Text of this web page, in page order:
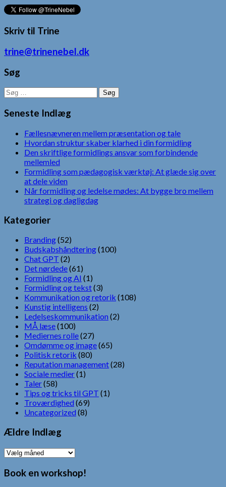
Skriv til Trine
trine@trinenebel.dk
Søg
Søg
efter:
Seneste Indlæg
Fællesnævneren mellem præsentation og tale
Hvordan struktur skaber klarhed i din formidling
Den skriftlige formidlings ansvar som forbindende
mellemled
Formidling som pædagogisk værktøj: At glæde sig over
at dele viden
Når formidling og ledelse mødes: At bygge bro mellem
strategi og dagligdag
Kategorier
Branding(52)
Budskabshåndtering(100)
Chat GPT (2)
Det nørdede(61)
Formidling og AI (1)
Formidling og tekst(3)
Kommunikation og retorik (108)
Kunstig intelligens (2)
Ledelseskommunikation (2)
MÅ læse(100)
Mediernes rolle(27)
Omdømme og image(65)
Politisk retorik (80)
Reputation management(28)
Sociale medier(1)
Taler(58)
Tips og tricks til GPT (1)
Troværdighed (69)
Uncategorized (8)
Ældre Indlæg
Ældre
Indlæg
Book en workshop!